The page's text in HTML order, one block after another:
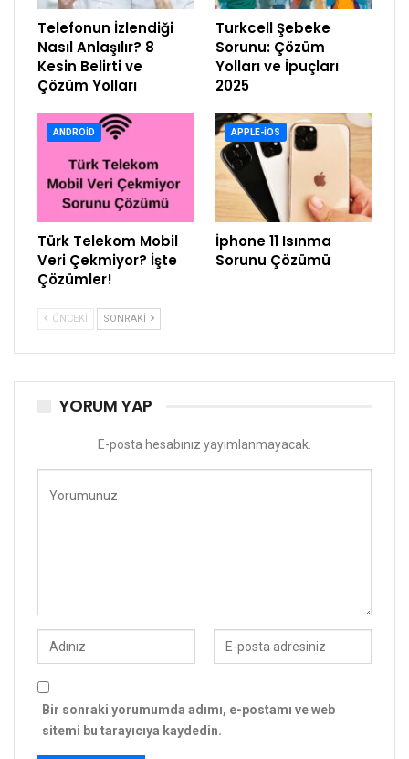
Telefonun İzlendiği
Nasıl Anlaşılır? 8
Kesin Belirti ve
Çözüm Yolları
Turkcell Şebeke
Sorunu: Çözüm
Yolları ve İpuçları
2025
ANDROID
Türk Telekom Mobil
Veri Çekmiyor? İşte
Çözümler!
APPLE-IOS
İphone 11 Isınma
Sorunu Çözümü
ÖNCEKI SONRAKI
YORUM YAP
E-posta hesabınız yayımlanmayacak.
Bir sonraki yorumumda adımı, e-postamı ve web
sitemi bu tarayıcıya kaydedin.